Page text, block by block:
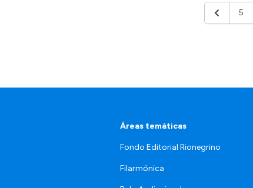
Anterior
5
Áreas temáticas
Fondo Editorial Rionegrino
Filarmónica